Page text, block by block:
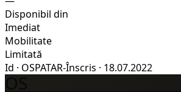
Disponibil din
Imediat
Mobilitate
Limitată
Id · OSPATAR-Înscris · 18.07.2022